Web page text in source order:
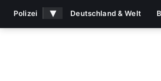
Polizei ▾ Deutschland & Welt